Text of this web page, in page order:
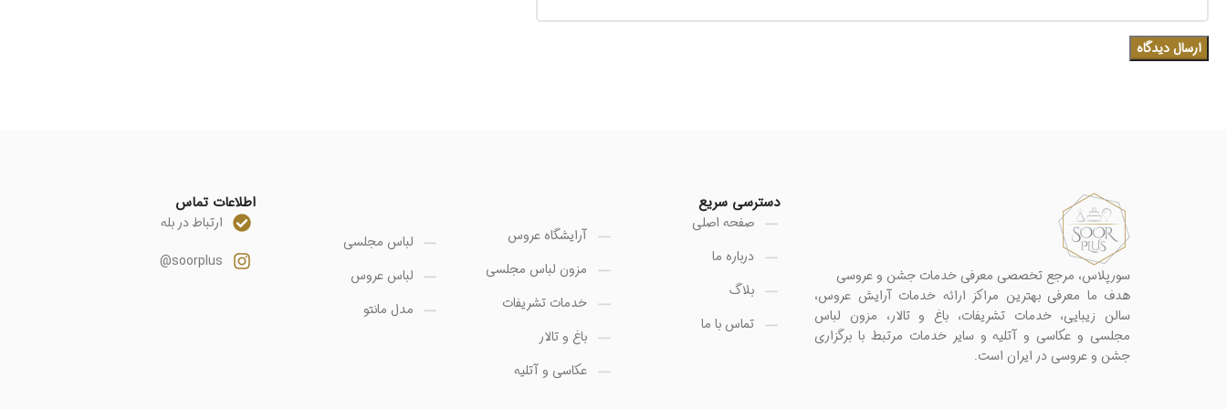
سورپلاس، مرجع تخصصی معرفی خدمات جشن و عروسی
هدف ما معرفی بهترین مراکز ارائه خدمات آرایش عروس،
سالن زیبایی، خدمات تشریفات، باغ و تالار، مزون لباس
مجلسی و عکاسی و آتلیه و سایر خدمات مرتبط با برگزاری
جشن و عروسی در ایران است.
دسترسی سریع
صفحه اصلی
درباره ما
بلاگ
تماس با ما
آرایشگاه عروس
مزون لباس مجلسی
خدمات تشریفات
باغ و تالار
عکاسی و آتلیه
لباس مجلسی
لباس عروس
مدل مانتو
اطلاعات تماس
ارتباط در بله
soorplus@